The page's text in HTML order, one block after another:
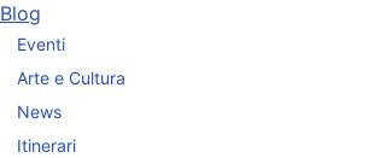
Blog
Eventi
Arte e Cultura
News
Itinerari